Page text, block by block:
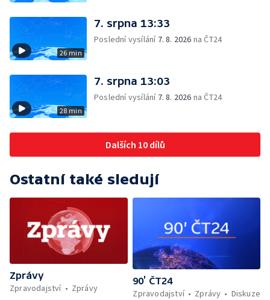
26 min
7. srpna 13:33
Poslední vysílání 7. 8. 2026 na ČT24
28 min
7. srpna 13:03
Poslední vysílání 7. 8. 2026 na ČT24
Dalších 10 dílů
Ostatní také sledují
Zprávy
Zpravodajství
Zprávy
90’ ČT24
Zpravodajství
Zprávy Diskuze